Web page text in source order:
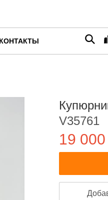
КОНТАКТЫ
V35761
19 000